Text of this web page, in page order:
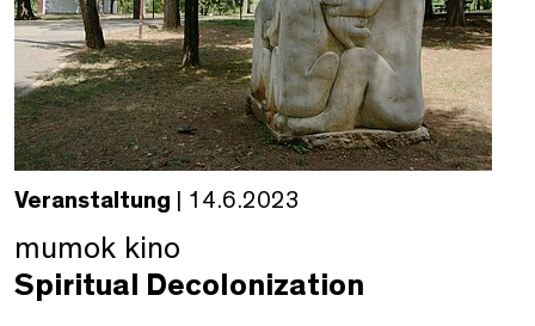
Veranstaltung | 14.6.2023
mumok kino
Spiritual Decolonization